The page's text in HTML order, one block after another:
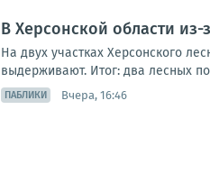
В Херсонской области
На двух участках Херсонского
выдерживают. Итог: два лесных
ПАБЛИКИ Вчера, 16:46